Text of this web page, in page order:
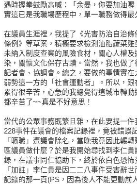
遇時握拳鼓勵高喊：「余晏，你要加油
實這已是我職場歷程中，單一職務做得最
在議員生涯裡，我提了《光害防治自治
條例》等草案，積極要求檢測油脂蔬菜
未納入制度查察的風險食材，關心人權
染，關懷文化保存古蹟。當然，我也做
記者會、協調會。總之，要做的事情實
弱勢這一方的「社會運動者」。所以，
累得很辛苦，心急的我總覺得這城市轉
都辛苦了~~真是不好意思！
當代的公眾事務既繁且雜，在此要提一
228事件在議會的檔案記錄裡，竟被錯誤
「曠職」遭議會除名，當晚我竟因此輾
區議員做什麼？於是我開始尋找到李仁
錄，在議事同仁協助下，終於依白色恐
「加註」李仁貴是因二二八事件受害辭
記錄的那一頁(PS，因為後人不能更動前